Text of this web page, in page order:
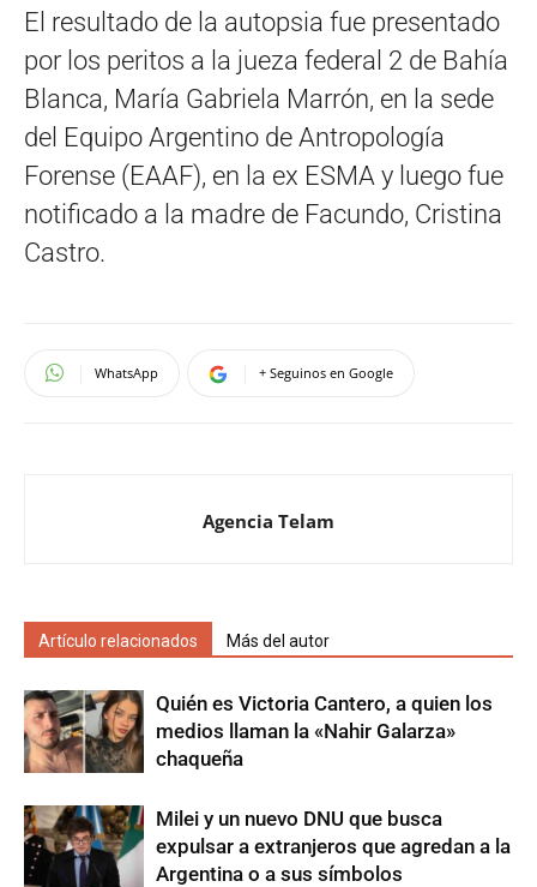
El resultado de la autopsia fue presentado
por los peritos a la jueza federal 2 de Bahía
Blanca, María Gabriela Marrón, en la sede
del Equipo Argentino de Antropología
Forense (EAAF), en la ex ESMA y luego fue
notificado a la madre de Facundo, Cristina
Castro.
WhatsApp + Seguinos en Google
Agencia Telam
Artículo relacionados Más del autor
Quién es Victoria Cantero, a quien los
medios llaman la «Nahir Galarza»
chaqueña
Milei y un nuevo DNU que busca
expulsar a extranjeros que agredan a la
Argentina o a sus símbolos